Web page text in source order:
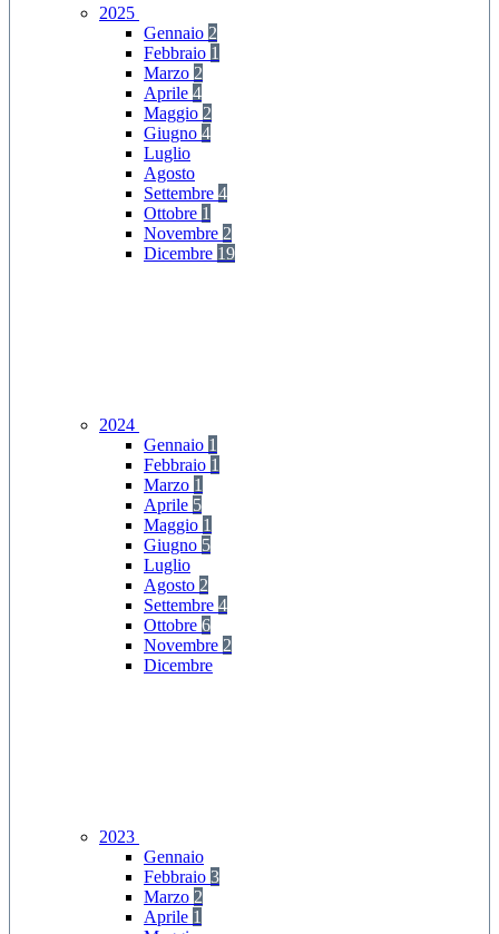
2025
Gennaio 2
Febbraio 1
Marzo 2
Aprile 4
Maggio 2
Giugno 4
Luglio
Agosto
Settembre 4
Ottobre 1
Novembre 2
Dicembre 19
2024
Gennaio 1
Febbraio 1
Marzo 1
Aprile 5
Maggio 1
Giugno 5
Luglio
Agosto 2
Settembre 4
Ottobre 6
Novembre 2
Dicembre
2023
Gennaio
Febbraio 3
Marzo 2
Aprile 1